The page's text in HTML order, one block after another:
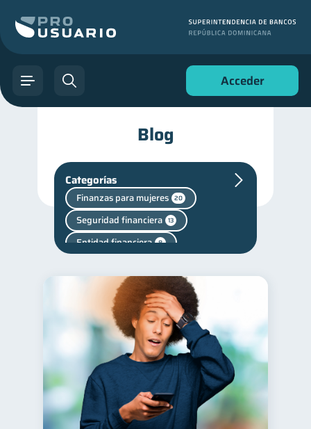
Acceder
Blog
Categorías
Finanzas para mujeres 20
Seguridad financiera 13
Entidad financiera 8
Finanzas personales 44
Manejo de deudas 31
Educación financiera 31
Finanzas para jóvenes 30
Control de deudas 30
Finanzas familiares 25
Inclusión financiera